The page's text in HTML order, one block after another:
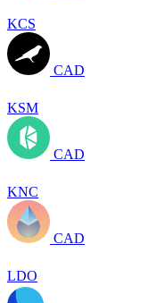
KCS
CAD
KSM
CAD
KNC
CAD
LDO